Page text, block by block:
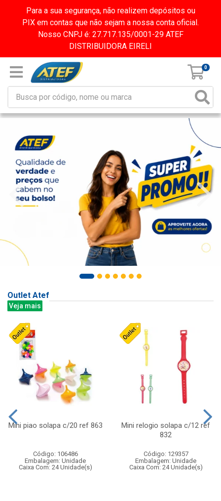
Para a sua segurança, não realizem depósitos ou
PIX em contas que não sejam a nossa conta oficial.
Nosso CNPJ é: 27.717.135/0001-29 ATEF
DISTRIBUIDORA EIRELI
0
Outlet Atef
Veja mais
Mini piao solapa c/20 ref 863
Código: 106486
Embalagem: Unidade
Caixa Com: 24 Unidade(s)
Mini relogio solapa c/12 ref
832
Código: 129357
Embalagem: Unidade
Caixa Com: 24 Unidade(s)